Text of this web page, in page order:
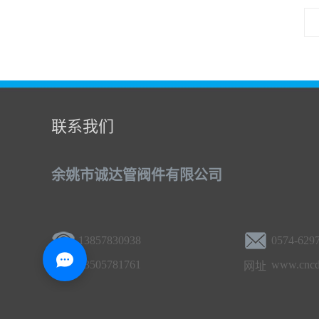
联系我们
余姚市诚达管阀件有限公司
13857830938
0574-
13505781761
网址